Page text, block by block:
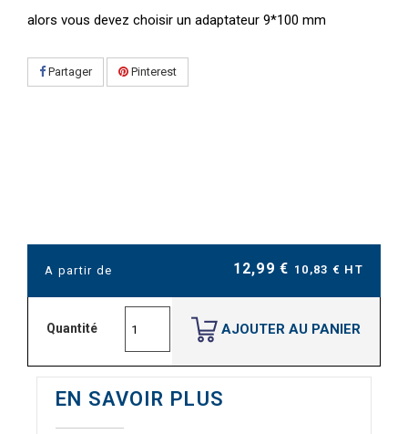
alors vous devez choisir un adaptateur 9*100 mm
Partager Pinterest
A partir de 12,99 € 10,83 € HT
Quantité AJOUTER AU PANIER
EN SAVOIR PLUS